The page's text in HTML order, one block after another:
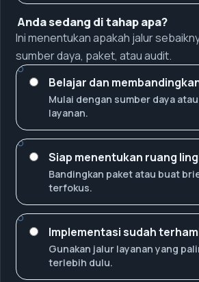
Anda sedang di tahap apa?
Ini menentukan apakah jalur
sumber daya, paket, atau audit.
Belajar dan
Mulai dengan sumber daya
layanan.
Siap menentukan ruang
Bandingkan paket atau buat
terfokus.
Implementasi sudah
Gunakan jalur layanan yang
terlebih dulu.